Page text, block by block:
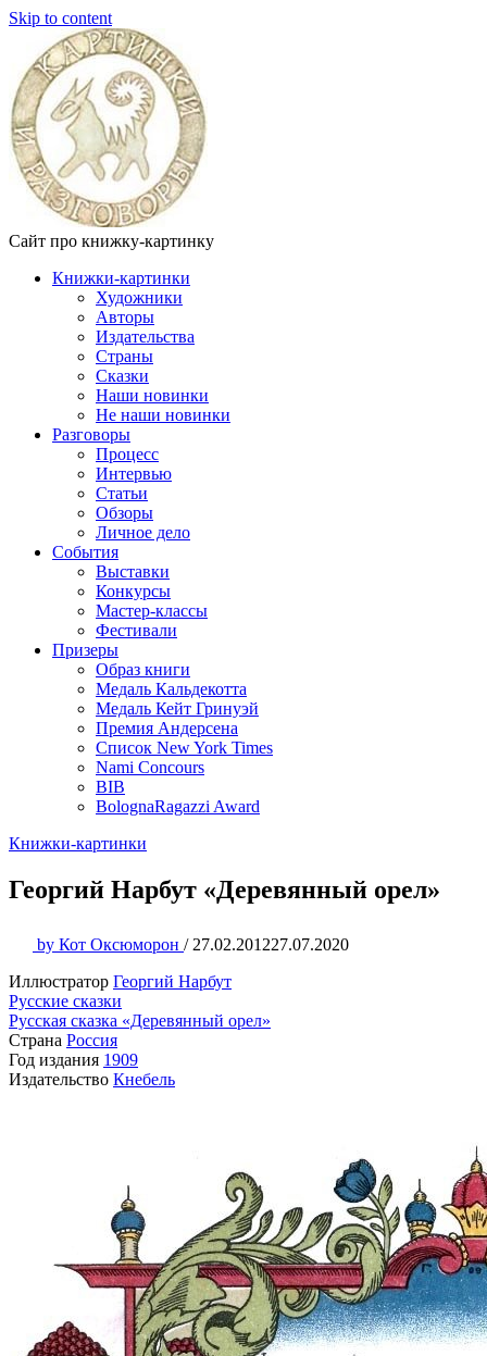
Skip to content
Сайт про книжку-картинку
Книжки-картинки
Художники
Авторы
Издательства
Страны
Сказки
Наши новинки
Не наши новинки
Разговоры
Процесс
Интервью
Статьи
Обзоры
Личное дело
События
Выставки
Конкурсы
Мастер-классы
Фестивали
Призеры
Образ книги
Медаль Кальдекотта
Медаль Кейт Гринуэй
Премия Андерсена
Список New York Times
Nami Concours
BIB
BolognaRagazzi Award
Книжки-картинки
Георгий Нарбут «Деревянный орел»
by Кот Оксюморон / 27.02.201227.07.2020
Иллюстратор Георгий Нарбут
Русские сказки
Русская сказка «Деревянный орел»
Страна Россия
Год издания 1909
Издательство Кнебель